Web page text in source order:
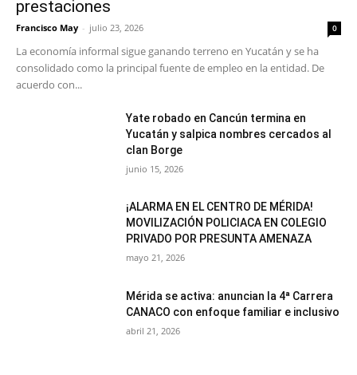
prestaciones
Francisco May - julio 23, 2026 0
La economía informal sigue ganando terreno en Yucatán y se ha
consolidado como la principal fuente de empleo en la entidad. De
acuerdo con...
Yate robado en Cancún termina en
Yucatán y salpica nombres cercados al
clan Borge
junio 15, 2026
¡ALARMA EN EL CENTRO DE MÉRIDA!
MOVILIZACIÓN POLICIACA EN COLEGIO
PRIVADO POR PRESUNTA AMENAZA
mayo 21, 2026
Mérida se activa: anuncian la 4ª Carrera
CANACO con enfoque familiar e inclusivo
abril 21, 2026